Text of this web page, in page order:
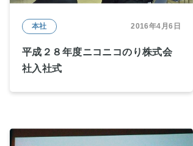
本社 2016年4月6日
平成２８年度ニコニコのり株式会
社入社式